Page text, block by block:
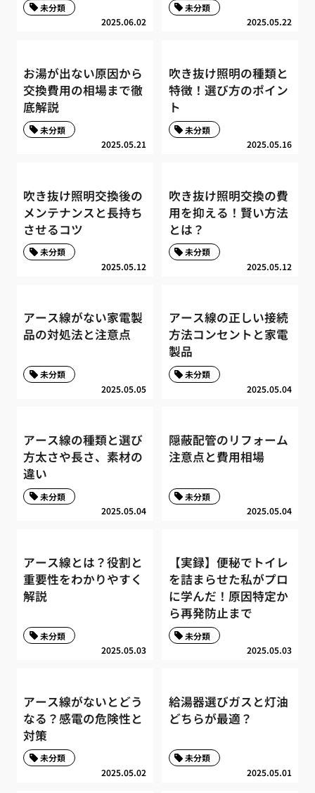
2025.06.02
未分類
2025.05.22
未分類
お湯が出ない原因から
交換費用の相場まで徹
底解説
2025.05.21
未分類
吹き抜け照明の種類と
特徴！選び方のポイン
ト
2025.05.16
未分類
吹き抜け照明交換後の
メンテナンスと長持ち
させるコツ
2025.05.12
未分類
吹き抜け照明交換の費
用を抑える！賢い方法
とは？
2025.05.12
未分類
アース線がない家電製
品の対処法と注意点
2025.05.05
未分類
アース線の正しい接続
方法コンセントと家電
製品
2025.05.04
未分類
アース線の種類と選び
方太さや長さ、素材の
違い
2025.05.04
未分類
隠蔽配管のリフォーム
注意点と費用相場
2025.05.04
未分類
アース線とは？役割と
重要性をわかりやすく
解説
2025.05.03
未分類
【実録】便秘でトイレ
を詰まらせた私がプロ
に学んだ！原因特定か
ら再発防止まで
2025.05.03
未分類
アース線がないとどう
なる？感電の危険性と
対策
2025.05.02
未分類
給湯器選びガスと灯油
どちらが最適？
2025.05.01
未分類